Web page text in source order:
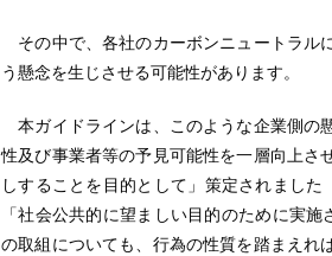
その中で、各社のカーボンニュートラル
う懸念を生じさせる可能性があります。
本ガイドラインは、このような企業側の
性及び事業者等の予見可能性を一層向上さ
しすることを目的として」策定されまし
「社会公共的に望ましい目的のために実
の取組についても、行為の性質を踏まえれ